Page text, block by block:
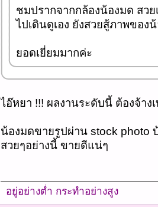
ชมปรากจากกล้องน้องมด สว
ไปเดินดูเอง ยังสวยสู้ภาพของ
ยอดเยี่ยมมากค่ะ
ไอ๊หยา !!! ผลงานระดับนี้ ต้องจ้า
น้องมดขายรูปผ่าน stock photo
สวยๆอย่างนี้ ขายดีแน่ๆ
อยู่อย่างต่ำ กระทำอย่างสูง